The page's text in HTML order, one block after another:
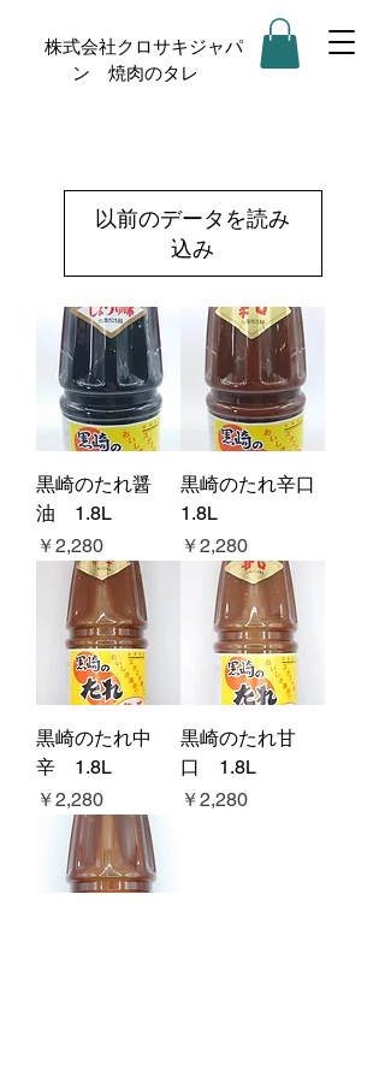
株式会社クロサキジャパ
ン 焼肉のタレ
以前のデータを読み
込み
黒崎のたれ醤
油 1.8L
価格
￥2,280
黒崎のたれ辛口
1.8L
価格
￥2,280
黒崎のたれ中
辛 1.8L
価格
￥2,280
黒崎のたれ甘
口 1.8L
価格
￥2,280